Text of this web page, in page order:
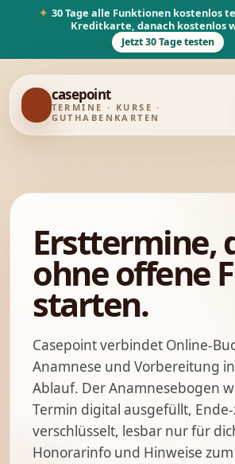
✦ 30 Tage alle Funktionen kostenlos
Kreditkarte, danach kostenlos
Jetzt 30 Tage testen
casepoint
TERMINE · KURSE ·
GUTHABENKARTEN
Ersttermine,
ohne offene
starten.
Casepoint verbindet Online-
Anamnese und Vorbereitung
Ablauf. Der Anamnesebogen
Termin digital ausgefüllt,
verschlüsselt, lesbar nur für
Honorarinfo und Hinweise